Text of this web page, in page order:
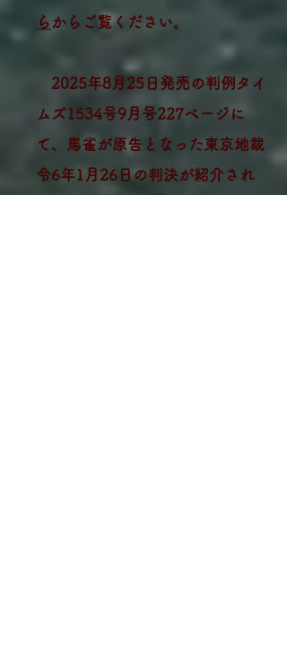
ら からご覧ください。​
2025年8月25日発売の判例タイ
ムズ1534号9月号227ページに
て、馬雀が原告となった東京地裁
令6年1月26日の判決が紹介され